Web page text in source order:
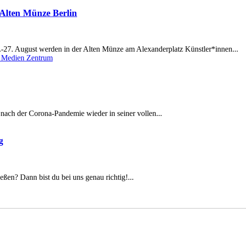
Münze Berlin
August werden in der Alten Münze am Alexanderplatz Künstler*innen...
der Corona-Pandemie wieder in seiner vollen...
Dann bist du bei uns genau richtig!...